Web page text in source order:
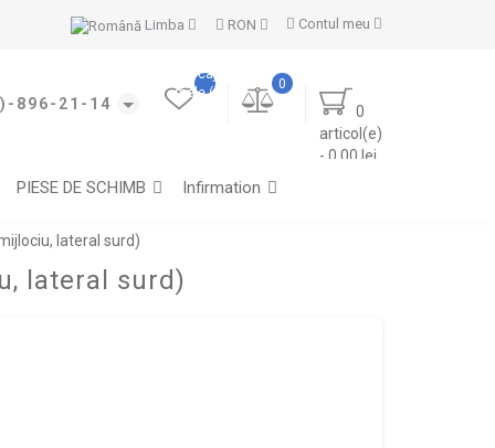
Contul meu
RON
Limba
896-21-14
0
articol(e)
- 0.00 lei
0
Marcajele
mele (0)
PIESE DE SCHIMB Infirmation
lateral surd)
lateral surd)